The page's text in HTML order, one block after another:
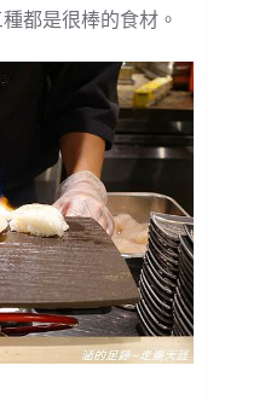
都是很棒的食材。